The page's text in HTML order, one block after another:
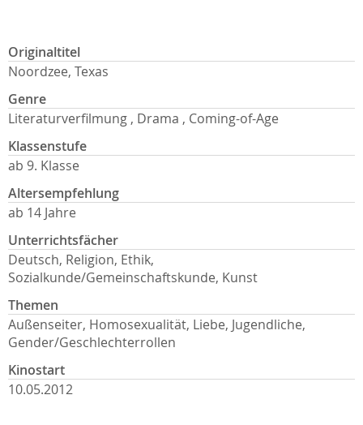
Originaltitel
Noordzee, Texas
Genre
Literaturverfilmung , Drama , Coming-of-Age
Klassenstufe
ab 9. Klasse
Altersempfehlung
ab 14 Jahre
Unterrichtsfächer
Deutsch, Religion, Ethik,
Sozialkunde/Gemeinschaftskunde, Kunst
Themen
Außenseiter, Homosexualität, Liebe, Jugendliche,
Gender/Geschlechterrollen
Kinostart
10.05.2012